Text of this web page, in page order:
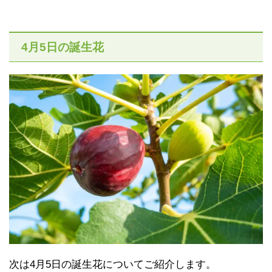
4月5日の誕生花
次は4月5日の誕生花についてご紹介します。